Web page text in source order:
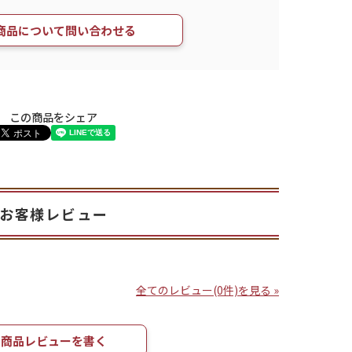
品について問い合わせる
この商品をシェア
客様レビュー
全てのレビュー(0件)を見る »
商品レビューを書く